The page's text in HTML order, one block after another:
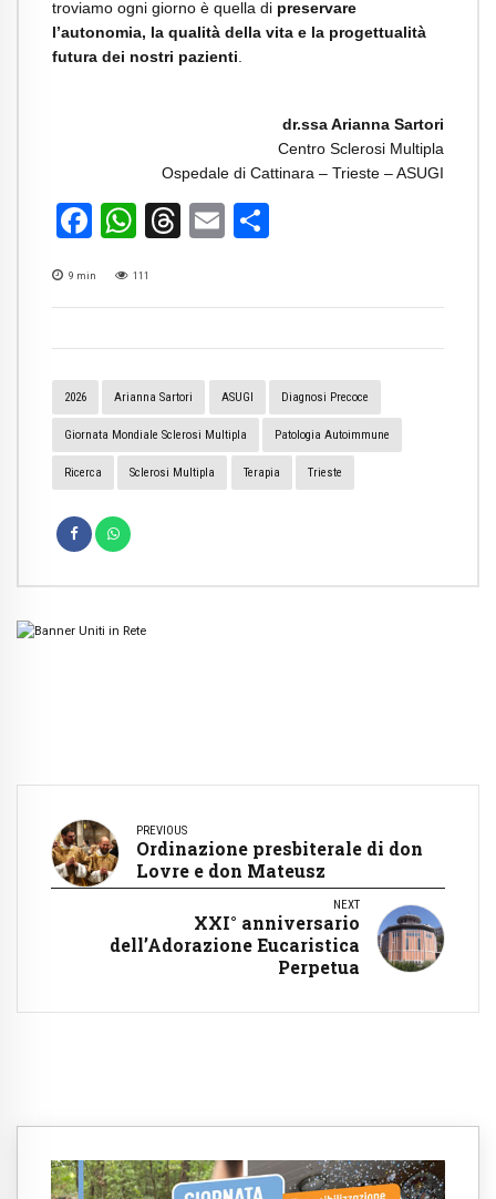
troviamo ogni giorno è quella di preservare
l’autonomia, la qualità della vita e la progettualità
futura dei nostri pazienti
dr.ssa Arianna Sartori
Centro Sclerosi Multipla
Ospedale di Cattinara – Trieste – ASUGI
Facebook
WhatsApp
Threads
Email
9 min 111
2026 Arianna Sartori ASUGI Diagnosi Precoce
Giornata Mondiale Sclerosi Multipla Patologia Autoimmune
Ricerca Sclerosi Multipla Terapia Trieste
PREVIOUS
Ordinazione presbiterale di don
Lovre e don Mateusz
NEXT
XXI° anniversario
dell’Adorazione Eucaristica
Perpetua